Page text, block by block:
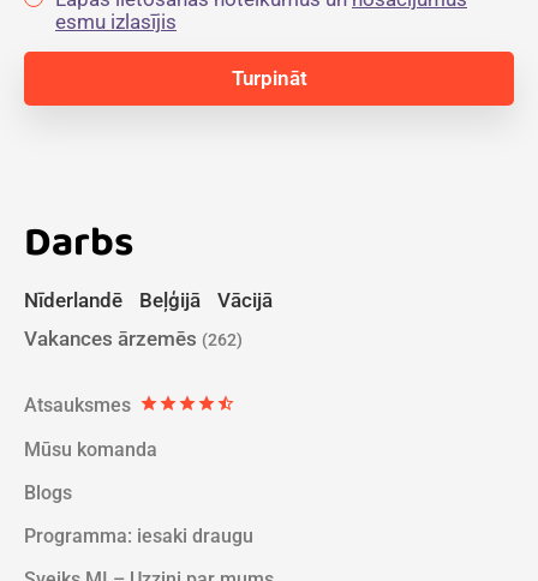
esmu izlasījis
Darbs
Nīderlandē Beļģijā
Vācijā
Vakances ārzemēs (262)
Atsauksmes starstarstarstarstar_half
Mūsu komanda
Blogs
Programma: iesaki draugu